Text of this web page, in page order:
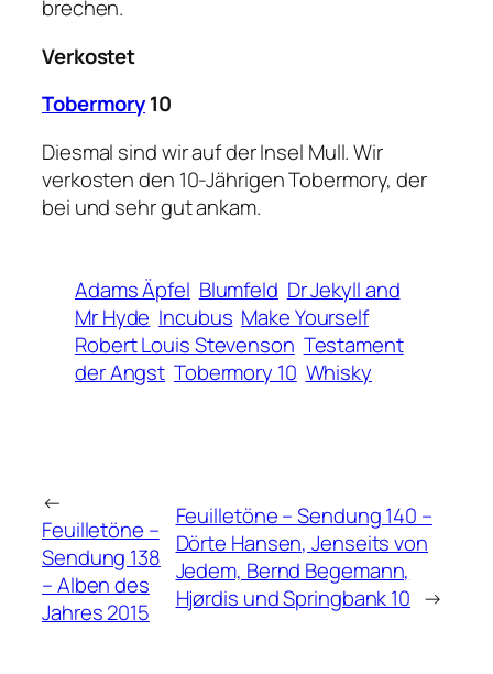
brechen.
Verkostet
Tobermory10
Diesmal sind wir auf der Insel Mull. Wir
verkosten den 10-Jährigen Tobermory, der
bei und sehr gut ankam.
Adams Äpfel Blumfeld Dr Jekyll and
Mr Hyde Incubus Make Yourself
Robert Louis Stevenson Testament
der Angst Tobermory 10 Whisky
←
Feuilletöne –
Sendung 138
– Alben des
Jahres 2015
Feuilletöne – Sendung 140 –
Dörte Hansen, Jenseits von
Jedem, Bernd Begemann,
Hjørdis und Springbank 10 →